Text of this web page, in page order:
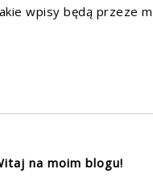
wpisy będą przeze
na moim blogu!